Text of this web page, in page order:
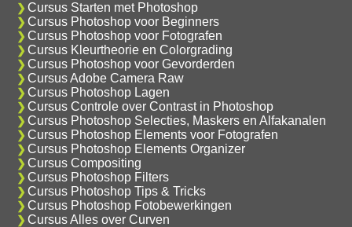
Cursus Starten met Photoshop
Cursus Photoshop voor Beginners
Cursus Photoshop voor Fotografen
Cursus Kleurtheorie en Colorgrading
Cursus Photoshop voor Gevorderden
Cursus Adobe Camera Raw
Cursus Photoshop Lagen
Cursus Controle over Contrast in Photoshop
Cursus Photoshop Selecties, Maskers en Alfakanalen
Cursus Photoshop Elements voor Fotografen
Cursus Photoshop Elements Organizer
Cursus Compositing
Cursus Photoshop Filters
Cursus Photoshop Tips & Tricks
Cursus Photoshop Fotobewerkingen
Cursus Alles over Curven